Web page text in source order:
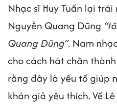
Nhạc sĩ Huy Tuấn lại
Nguyễn Quang Dũng
Quang Dũng”. Nam
cho cách hát chân
rằng đây là yếu tố giúp
khán giả yêu thích. Về